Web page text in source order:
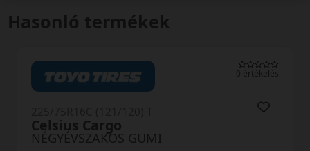
Hasonló termékek
0 értékelés
NÉGYÉVSZAKOS GUMI
Celsius Cargo